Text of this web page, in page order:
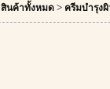
สินค้าทั้งหมด > ครีมบำรุง